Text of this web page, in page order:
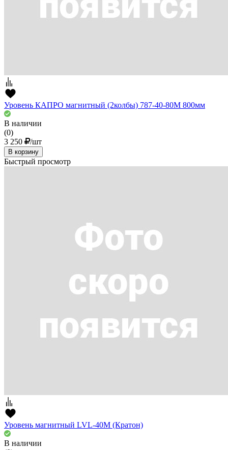
Уровень КАПРО магнитный (2колбы) 787-40-80М 800мм
В наличии
(0)
3 250
/шт
В корзину
Быстрый просмотр
Уровень магнитный LVL-40M (Кратон)
В наличии